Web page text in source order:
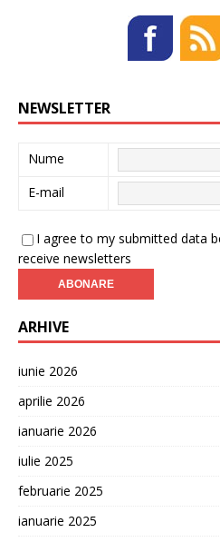
NEWSLETTER
Nume
E-mail
I agree to my submitted data
receive newsletters
ARHIVE
iunie 2026
aprilie 2026
ianuarie 2026
iulie 2025
februarie 2025
ianuarie 2025